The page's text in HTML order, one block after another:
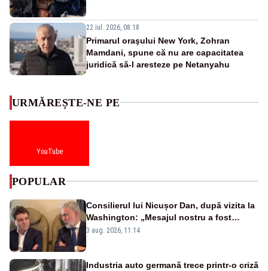
22 iul. 2026, 08:18
Primarul oraşului New York, Zohran
Mamdani, spune că nu are capacitatea
juridică să-l aresteze pe Netanyahu
URMĂREȘTE-NE PE
YouTube
POPULAR
Consilierul lui Nicușor Dan, după vizita la
Washington: „Mesajul nostru a fost
simplu - România stă alături de Statele
3 aug. 2026, 11:14
Industria auto germană trece printr-o criză